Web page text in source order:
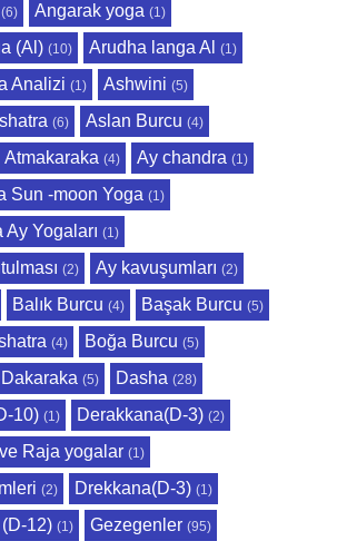
(6) Angarak yoga (1)
(Al) (10) Arudha langa Al (1)
Analizi (1) Ashwini (5)
(6) Aslan Burcu (4)
Atmakaraka (4) Ay chandra (1)
Sun -moon Yoga (1)
Yogaları (1)
(2) Ay kavuşumları (2)
Balık Burcu (4) Başak Burcu (5)
(4) Boğa Burcu (5)
Dakaraka (5) Dasha (28)
10) (1) Derakkana(D-3) (2)
Raja yogalar (1)
(2) Drekkana(D-3) (1)
12) (1) Gezegenler (95)